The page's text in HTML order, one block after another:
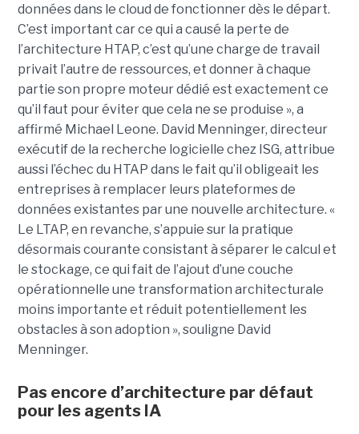
données dans le cloud de fonctionner dès le départ.
C’est important car ce qui a causé la perte de
l’architecture HTAP, c’est qu’une charge de travail
privait l’autre de ressources, et donner à chaque
partie son propre moteur dédié est exactement ce
qu’il faut pour éviter que cela ne se produise », a
affirmé Michael Leone. David Menninger, directeur
exécutif de la recherche logicielle chez ISG, attribue
aussi l’échec du HTAP dans le fait qu’il obligeait les
entreprises à remplacer leurs plateformes de
données existantes par une nouvelle architecture. «
Le LTAP, en revanche, s’appuie sur la pratique
désormais courante consistant à séparer le calcul et
le stockage, ce qui fait de l’ajout d’une couche
opérationnelle une transformation architecturale
moins importante et réduit potentiellement les
obstacles à son adoption », souligne David
Menninger.
Pas encore d’architecture par défaut
pour les agents IA